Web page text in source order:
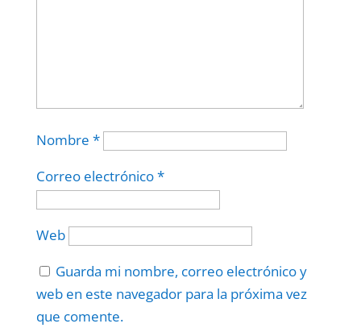
Nombre *
Correo electrónico*
Web
Guarda mi nombre, correo electrónico y
web en este navegador para la próxima vez
que comente.